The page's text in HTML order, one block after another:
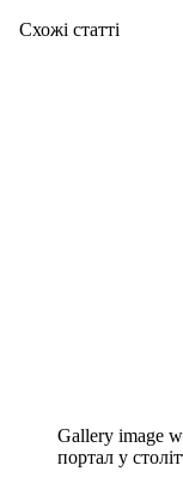
Схожі статтi
Gallery image
портал у